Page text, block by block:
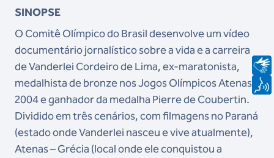
SINOPSE
O Comitê Olímpico do Brasil desenvolve um vídeo
documentário jornalístico sobre a vida e a carreira
de Vanderlei Cordeiro de Lima, ex-maratonista,
medalhista de bronze nos Jogos Olímpicos Atenas-
2004 e ganhador da medalha Pierre de Coubertin.
Dividido em três cenários, com filmagens no Paraná
(estado onde Vanderlei nasceu e vive atualmente),
Atenas – Grécia (local onde ele conquistou a